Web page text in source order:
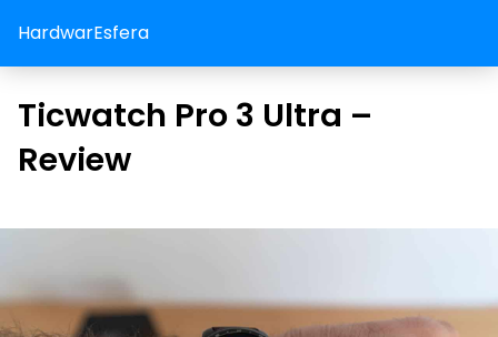
HardwarEsfera
Ticwatch Pro 3 Ultra –
Review